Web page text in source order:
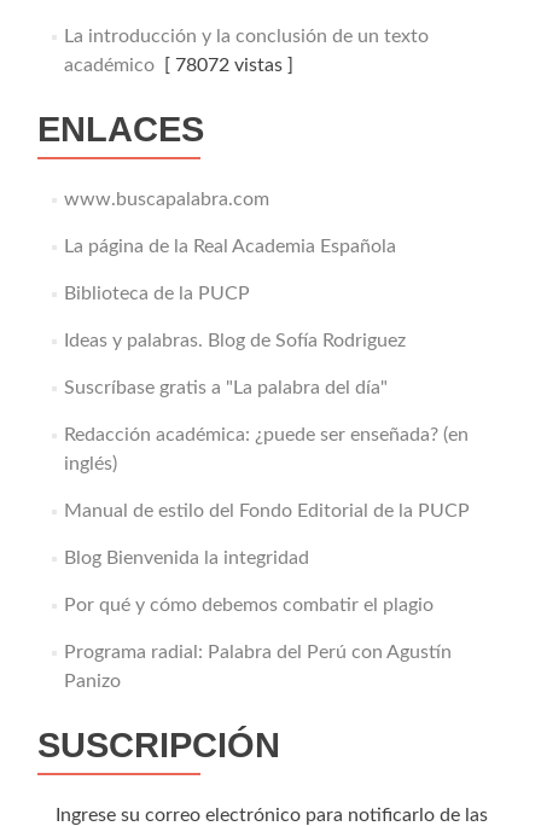
La introducción y la conclusión de un texto
académico[ 78072 vistas ]
ENLACES
www.buscapalabra.com
La página de la Real Academia Española
Biblioteca de la PUCP
Ideas y palabras. Blog de Sofía Rodriguez
Suscríbase gratis a "La palabra del día"
Redacción académica: ¿puede ser enseñada? (en
inglés)
Manual de estilo del Fondo Editorial de la PUCP
Blog Bienvenida la integridad
Por qué y cómo debemos combatir el plagio
Programa radial: Palabra del Perú con Agustín
Panizo
SUSCRIPCIÓN
Ingrese su correo electrónico para notificarlo de las